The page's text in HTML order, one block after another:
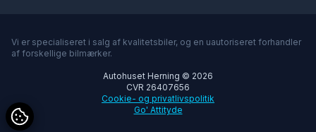
Vi er specialiseret i salg af kvalitetsbiler, og en uautoriseret forhandler
af forskellige bilmærker.
Autohuset Herning © 2026
CVR 26407656
Cookie- og privatlivspolitik
Go' Attityde